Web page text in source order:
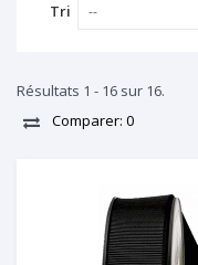
Tri --
Résultats 1 - 16 sur 16.
Comparer: 0